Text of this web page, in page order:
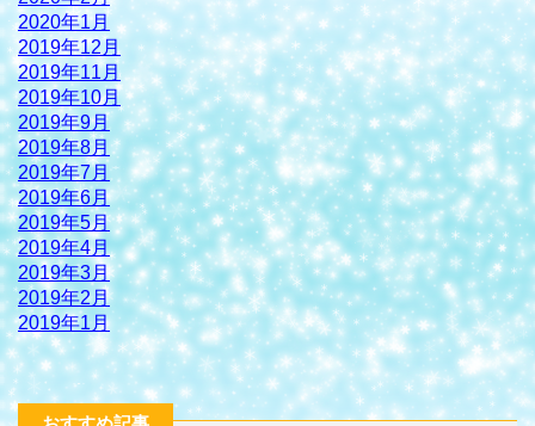
2020年1月
2019年12月
2019年11月
2019年10月
2019年9月
2019年8月
2019年7月
2019年6月
2019年5月
2019年4月
2019年3月
2019年2月
2019年1月